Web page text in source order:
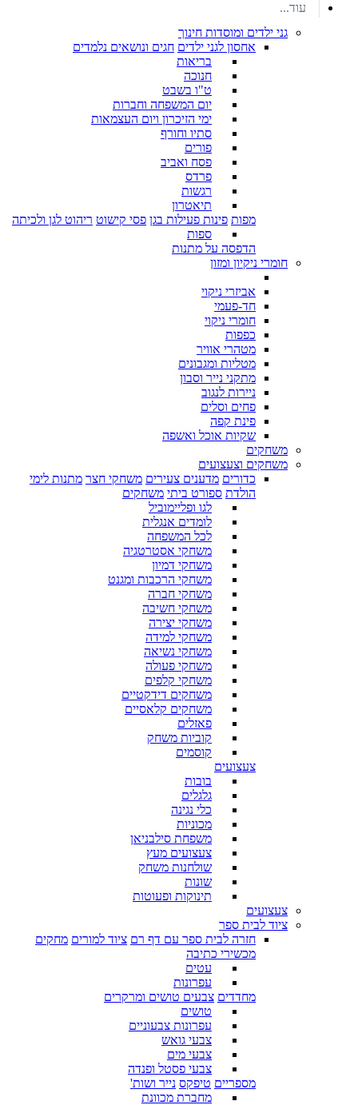
עוד...
גני ילדים ומוסדות חינוך
אחסון לגני ילדים חגים ונושאים נלמדים
בריאות
חנוכה
ט"ו בשבט
יום המשפחה וחברות
ימי הזיכרון ויום העצמאות
סתיו וחורף
פורים
פסח ואביב
פרדס
רגשות
תיאטרון
מפות פינות פעילות בגן פסי קישוט ריהוט לגן ולכיתה
ספות
הדפסה על מתנות
חומרי ניקיון ומזון
אביזרי ניקוי
חד-פעמי
חומרי ניקוי
כפפות
מטהרי אוויר
מטליות ומגבונים
מתקני נייר וסבון
ניירות לנגוב
פחים וסלים
פינת קפה
שקיות אוכל ואשפה
משחקים
משחקים וצעצועים
כדורים מדענים צעירים משחקי חצר מתנות לימי
הולדת ספורט ביתי משחקים
לגו ופליימוביל
לומדים אנגלית
לכל המשפחה
משחקי אסטרטגיה
משחקי דמיון
משחקי הרכבות ומגנט
משחקי חברה
משחקי חשיבה
משחקי יצירה
משחקי למידה
משחקי נשיאה
משחקי פעולה
משחקי קלפים
משחקים דידקטיים
משחקים קלאסיים
פאזלים
קוביות משחק
קוסמים
צעצועים
בובות
גלגלים
כלי נגינה
מכוניות
משפחת סילבניאן
צעצועים מעץ
שולחנות משחק
שונות
תינוקות ופעוטות
צעצועים
ציוד לבית ספר
חזרה לבית ספר עם דף רם ציוד למורים מחקים
מכשירי כתיבה
עטים
עפרונות
מחדדים צבעים טושים ומרקרים
טושים
עפרונות צבעוניים
צבעי גואש
צבעי מים
צבעי פסטל ופנדה
מספריים טיפקס נייר ושות'
מחברת מכוונת